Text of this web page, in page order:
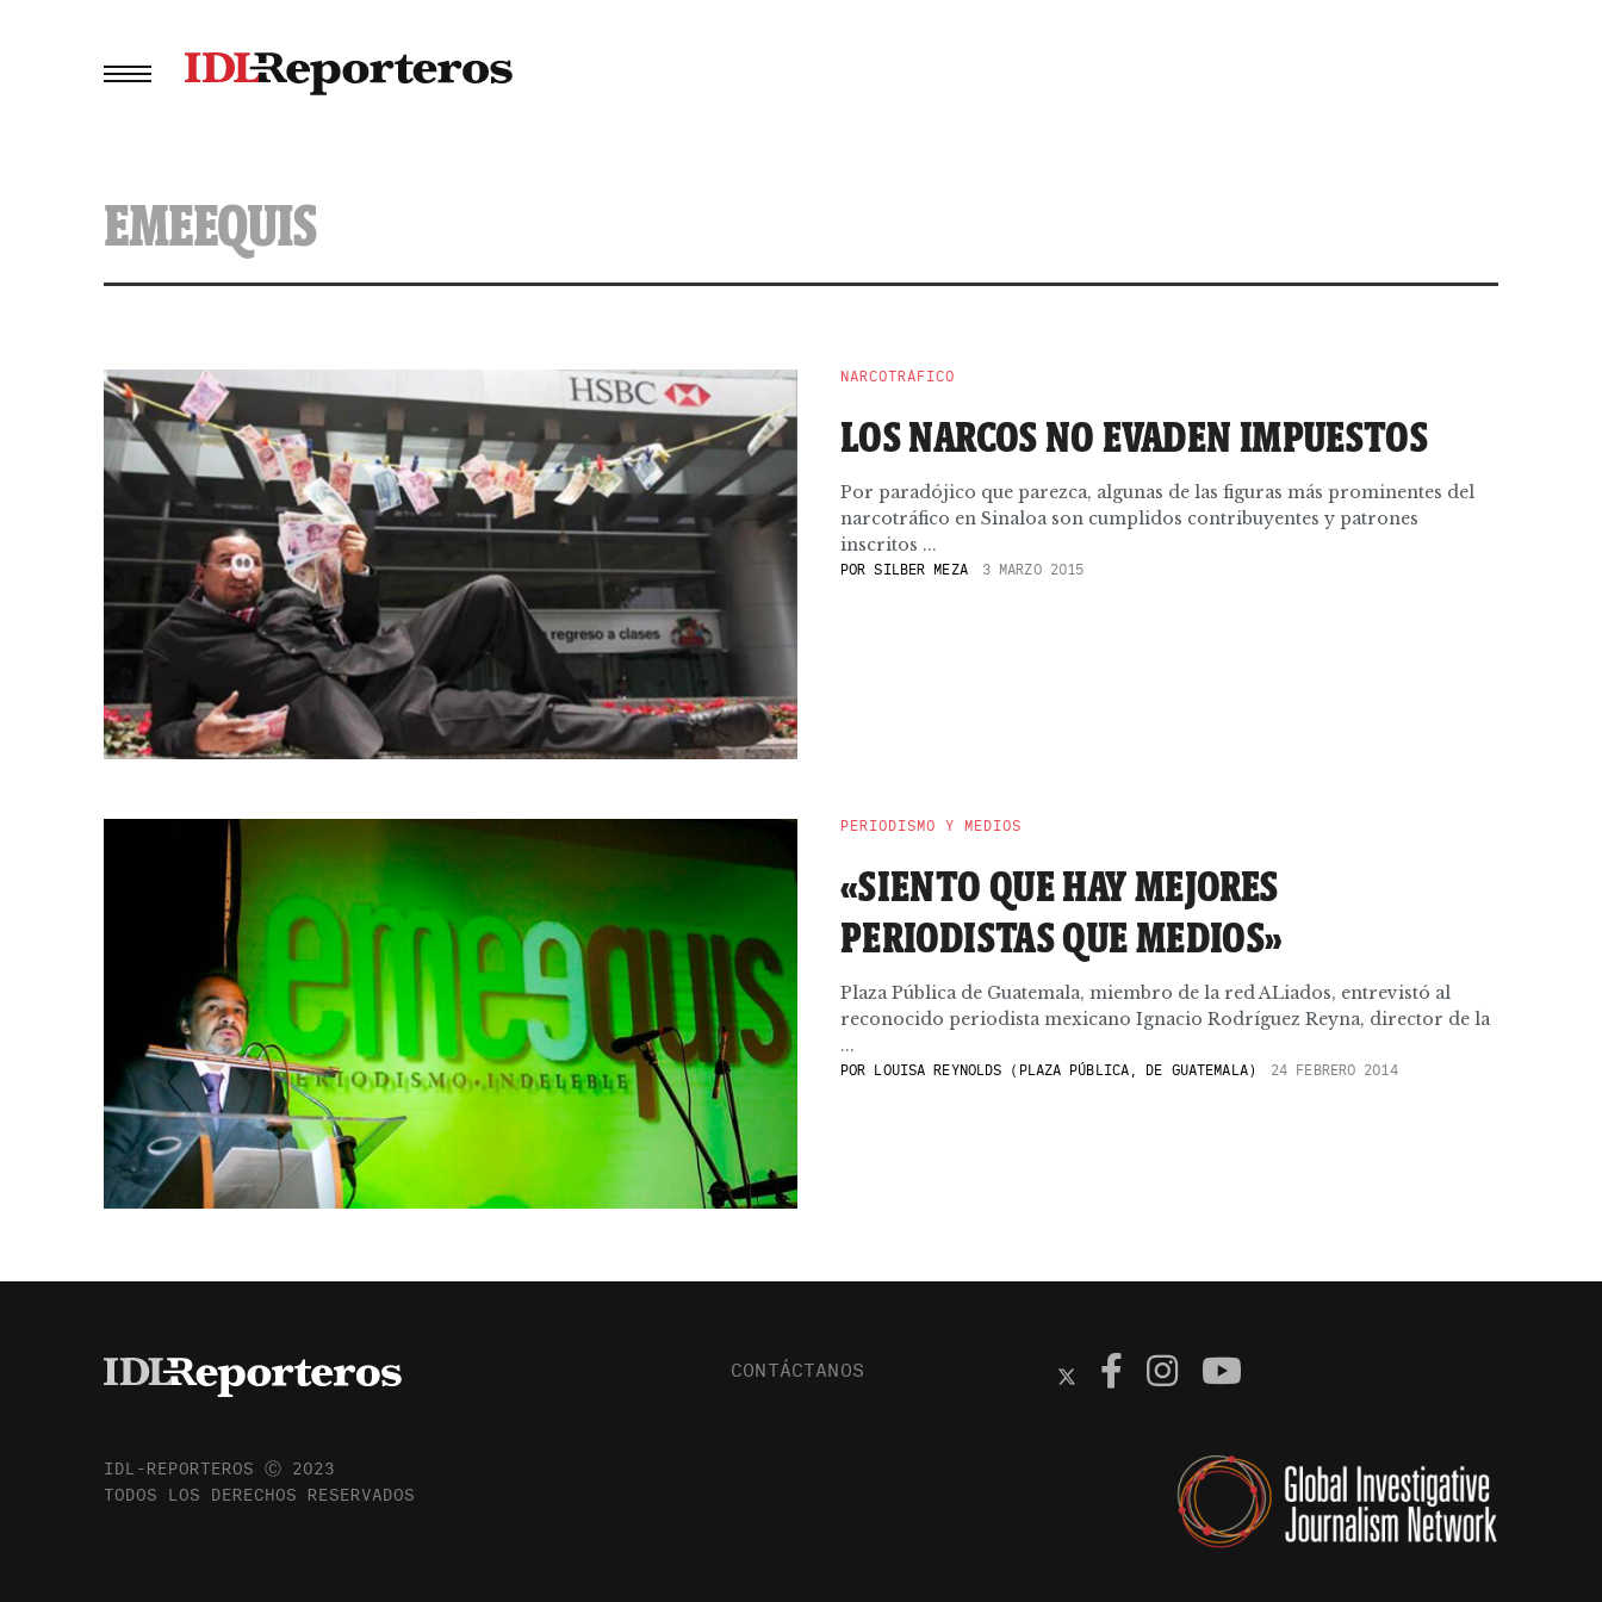
EMEEQUIS
NARCOTRÁFICO
LOS NARCOS NO EVADEN IMPUESTOS
Por paradójico que parezca, algunas de las figuras más prominentes del
narcotráfico en Sinaloa son cumplidos contribuyentes y patrones
inscritos ...
POR SILBER MEZA 3 MARZO 2015
PERIODISMO Y MEDIOS
«SIENTO QUE HAY MEJORES
PERIODISTAS QUE MEDIOS»
Plaza Pública de Guatemala, miembro de la red ALiados, entrevistó al
reconocido periodista mexicano Ignacio Rodríguez Reyna, director de la
...
POR LOUISA REYNOLDS (PLAZA PÚBLICA, DE GUATEMALA) 24 FEBRERO 2014
CONTÁCTANOS
IDL-REPORTEROS Ⓒ 2023
TODOS LOS DERECHOS RESERVADOS